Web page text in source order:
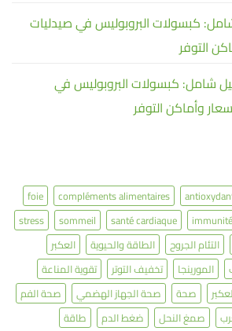
كبسولات البروبوليس في صيدليات
التوفر
شامل: كبسولات البروبوليس في
وأماكن التوفر
compléments alimentaires
foie
immunité
santé cardiaque
sommeil
stress
التئام الجروح الطاقة والحيوية
العكبر
المورينجا تخفيف التوتر
تقوية المناعة
صحة صحة الجهاز الهضمي
صحة الفم
صمغ النحل ضغط الدم
طاقة